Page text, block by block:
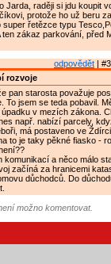
Jarda, raději si jdu koupit
protože ho už beru
řetězce typu
ten zákaz parkování, před
odpovědět |
rozvoje
pan starosta považuje
To jsem se teda pobavil.
v mezích zákona.
např. nabízí parcely,
má postaveno ve
to je taky pěkné fiasko -
komunikací a něco málo
začíná za hranicemi
důchodců. Do
možno komentovat.